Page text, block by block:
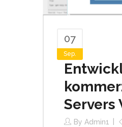
07
Sep.
Servers
By Admin1